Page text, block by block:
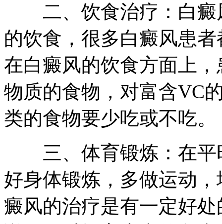
二、饮食治疗：白癜
的饮食，很多白癜风患
在白癜风的饮食方面上
物质的食物，对富含VC
类的食物要少吃或不吃。
三、体育锻炼：在平
好身体锻炼，多做运动
癜风的治疗是有一定好